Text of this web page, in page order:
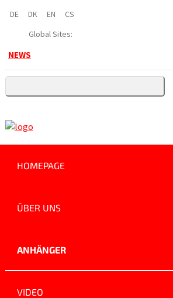
DE DK EN
CS
Global Sites:
NEWS
HOMEPAGE
ÜBER UNS
ANHÄNGER
VIDEO